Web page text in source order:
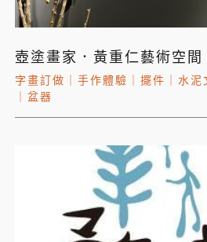
壺塗畫家．黃重仁藝術空間
字畫訂做 手作體驗 擺件 水泥
盆器